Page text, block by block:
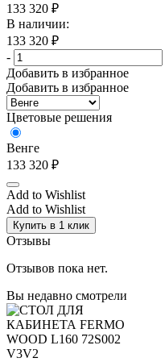
133 320 ₽
В наличии:
133 320 ₽
-
Добавить в избранное
Добавить в избранное
Цветовые решения
Венге
133 320 ₽
Add to Wishlist
Add to Wishlist
Купить в 1 клик
Отзывы
Отзывов пока нет.
Вы недавно смотрели